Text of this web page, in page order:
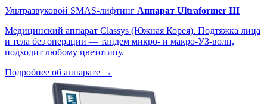
Ультразвуковой SMAS-лифтинг Аппарат Ultraformer III
Медицинский аппарат Classys (Южная Корея). Подтяжка лица
и тела без операции — тандем микро- и макро-УЗ-волн,
подходит любому цветотипу.
Подробнее об аппарате →